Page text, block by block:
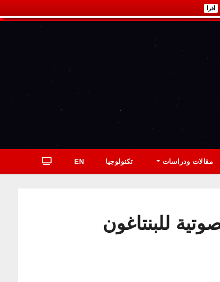
أقرأ
مقالات ودراسات تكنولوجيا EN
للبنتاغون